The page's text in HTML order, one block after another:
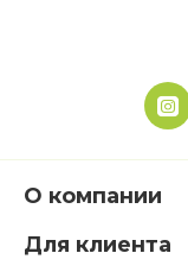
О компании
Для клиента